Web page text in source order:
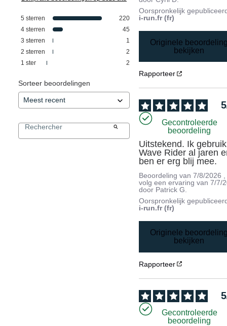
5 sterren
220
4 sterren
45
3 sterren
1
2 sterren
2
1 ster 2
Sorteer beoordelingen
Oorspronkelijk
i-run.fr (fr)
Originele
bekijken
Rapporteer
5
Gecontroleerde
beoordeling
Uitstekend. Ik
Wave Rider al jaren
ben er erg blij mee.
Beoordeling van7/8/2026 ,
volg een ervaring van7/7/
door Patrick G.
Oorspronkelijk
i-run.fr (fr)
Originele
bekijken
Rapporteer
5
Gecontroleerde
beoordeling